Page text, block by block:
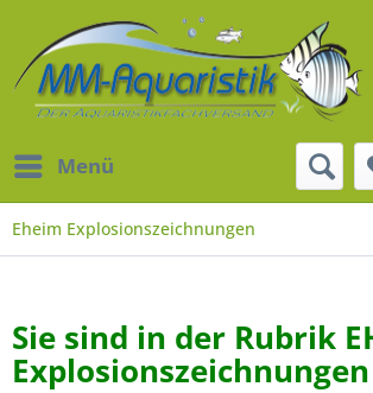
Menü
Eheim Explosionszeichnungen
Sie sind in der Rubrik
Explosionszeichnungen